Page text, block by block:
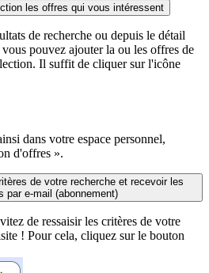
les offres qui vous intéressent
de recherche ou depuis le détail
pouvez ajouter la ou les offres de
Il suffit de cliquer sur l'icône
dans votre espace personnel,
d'offres ».
de votre recherche et recevoir les
par e-mail (abonnement)
de ressaisir les critères de votre
! Pour cela, cliquez sur le bouton